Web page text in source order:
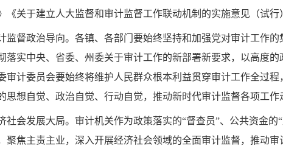
《关于建立人大监督和审计监督工作联动机制的实施意见（试行）
监督政治导向。各镇、各部门要始终坚持和加强党对审计工作
落实中央、省委、州委关于审计工作的新部署新要求，以高度
审计委员会要始终将维护人民群众根本利益贯穿审计工作全过
想自觉、政治自觉、行动自觉，推动新时代审计监督各项工作
社会发展大局。审计机关作为政策落实的“督查员”、公共资金的“
焦主责主业，深入开展经济社会领域的全面审计监督，推动